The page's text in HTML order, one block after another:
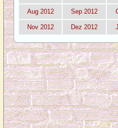
Aug 2012 Sep 2012
Nov 2012 Dez 2012